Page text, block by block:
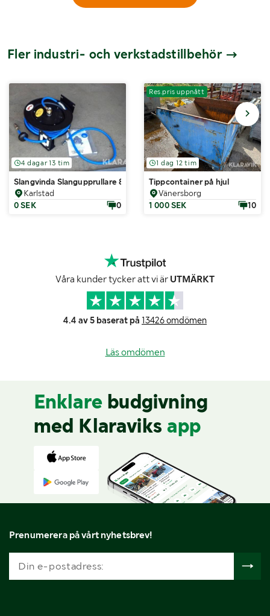
Fler industri- och verkstadstillbehör
4 dagar 13 tim
Slangvinda Slangupprullare 8 meter Luft
Karlstad
0 SEK
0
Res.pris uppnått
1 dag 12 tim
Tippcontainer på hjul
Vänersborg
1 000 SEK
10
Våra kunder tycker att vi är UTMÄRKT
4.4 av 5 baserat på 13426 omdömen
Läs omdömen
Enklare budgivning
med Klaraviks app
Prenumerera på vårt nyhetsbrev!